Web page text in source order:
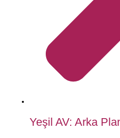
Yeşil AV: Arka